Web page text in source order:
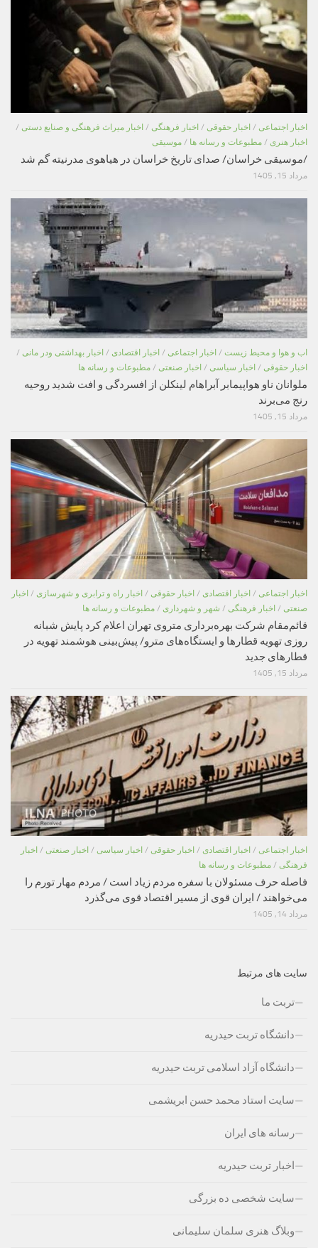
اخبار اجتماعی / اخبار حقوقی / اخبار فرهنگی / اخبار میراث فرهنگی و صنایع دستی /
اخبار هنری / مطبوعات و رسانه ها / موسیقی
/موسیقی خراسان/ صدای تاریخ خراسان در هیاهوی مدرنیته گم شد
مرداد 15, 1405
اب و هوا و محیط زیست / اخبار اجتماعی / اخبار اقتصادی / اخبار بهداشتی ودر مانی /
اخبار حقوقی / اخبار سیاسی / اخبار صنعتی / مطبوعات و رسانه ها
ملوانان ناو هواپیمابر آبراهام لینکلن از افسردگی و افت شدید روحیه
رنج می‌برند
مرداد 15, 1405
اخبار اجتماعی / اخبار اقتصادی / اخبار حقوقی / اخبار راه و ترابری و شهرسازی / اخبار
صنعتی / اخبار فرهنگی / شهر و شهرداری / مطبوعات و رسانه ها
قائم‌مقام شرکت بهره‌برداری متروی تهران اعلام کرد پایش شبانه
روزی تهویه قطارها و ایستگاه‌های مترو/ پیش‌بینی هوشمند تهویه در
قطارهای جدید
مرداد 15, 1405
اخبار اجتماعی / اخبار اقتصادی / اخبار حقوقی / اخبار سیاسی / اخبار صنعتی / اخبار
فرهنگی / مطبوعات و رسانه ها
فاصله حرف مسئولان با سفره مردم زیاد است / مردم مهار تورم را
می‌خواهند / ایران قوی از مسیر اقتصاد قوی می‌گذرد
مرداد 14, 1405
سایت های مرتبط
تربت ما
دانشگاه تربت حیدریه
دانشگاه آزاد اسلامی تربت حیدریه
سایت استاد محمد حسن ابریشمی
رسانه های ایران
اخبار تربت حیدریه
سایت شخصی ده بزرگی
وبلاگ هنری سلمان سلیمانی